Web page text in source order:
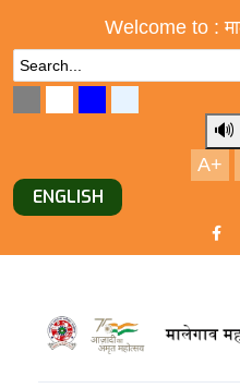
Welcome to :
🔊
A+
ENGLISH